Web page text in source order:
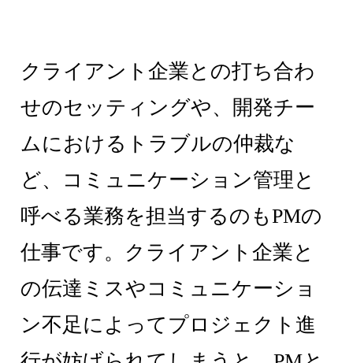
クライアント企業との打ち合わ
せのセッティングや、開発チー
ムにおけるトラブルの仲裁な
ど、コミュニケーション管理と
呼べる業務を担当するのもPMの
仕事です。クライアント企業と
の伝達ミスやコミュニケーショ
ン不足によってプロジェクト進